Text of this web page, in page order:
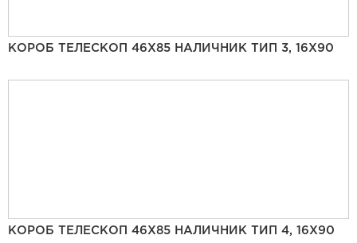
КОРОБ ТЕЛЕСКОП 46Х85 НАЛИЧНИК ТИП 3, 16Х90
КОРОБ ТЕЛЕСКОП 46Х85 НАЛИЧНИК ТИП 4, 16Х90